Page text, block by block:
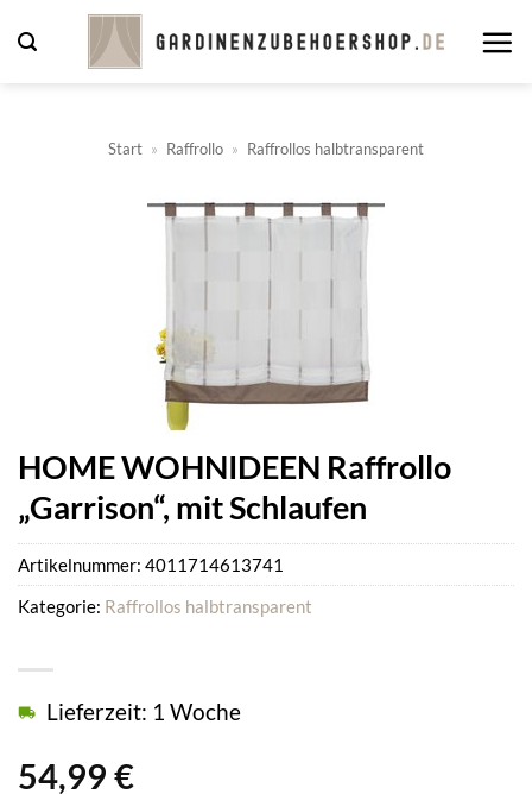
Inhalt
Start » Raffrollo » Raffrollos halbtransparent
HOME WOHNIDEEN Raffrollo
„Garrison“, mit Schlaufen
54,99 €
Lieferzeit: 1 Woche
Artikelnummer: 4011714613741
Kategorie: Raffrollos halbtransparent